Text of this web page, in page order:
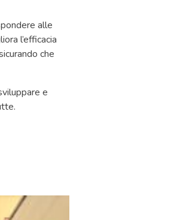
alle
l’efficacia
che
e